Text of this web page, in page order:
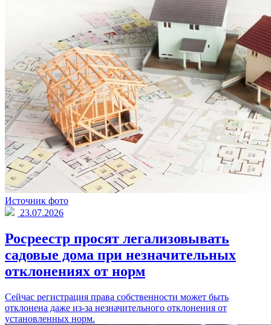
Источник фото
23.07.2026
Росреестр просят легализовывать
садовые дома при незначительных
отклонениях от норм
Сейчас регистрация права собственности может быть
отклонена даже из-за незначительного отклонения от
установленных норм.